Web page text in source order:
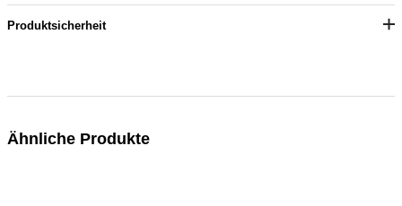
Produktsicherheit
Ähnliche Produkte